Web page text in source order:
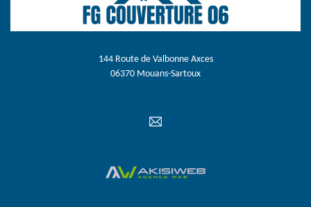
144 Route de Valbonne Axces
06370 Mouans-Sartoux